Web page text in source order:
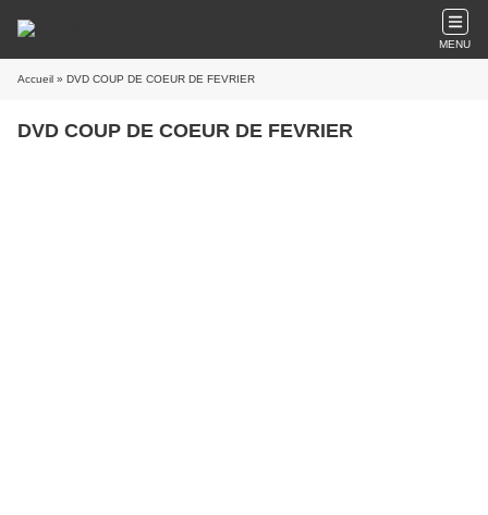
MENU
Accueil » DVD COUP DE COEUR DE FEVRIER
DVD COUP DE COEUR DE FEVRIER